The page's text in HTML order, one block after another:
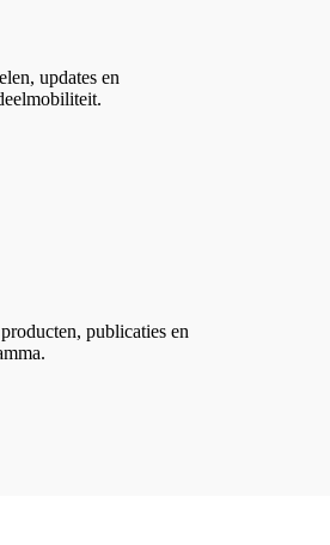
updates en
publicaties en